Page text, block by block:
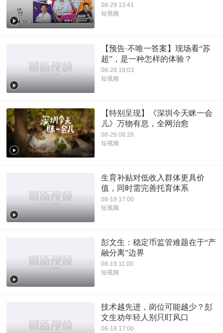
08-29 13:41
短视频
【预告·不唯一答案】现场看“苏
超”，是一种怎样的体验？
08-28 18:03
短视频
【特别呈现】《深圳今天眯一会
儿》万物有息，全网治愈
08-26 08:26
短视频
生育补贴对低收入群体更具价
值，同时需完善托育体系
08-19 17:00
短视频
彭文生：稳定币监管难题在于“产
融分离”边界
08-19 11:00
短视频
技术越先进，岗位可能越少？彭
文生劝年轻人别只盯风口
08-18 17:00